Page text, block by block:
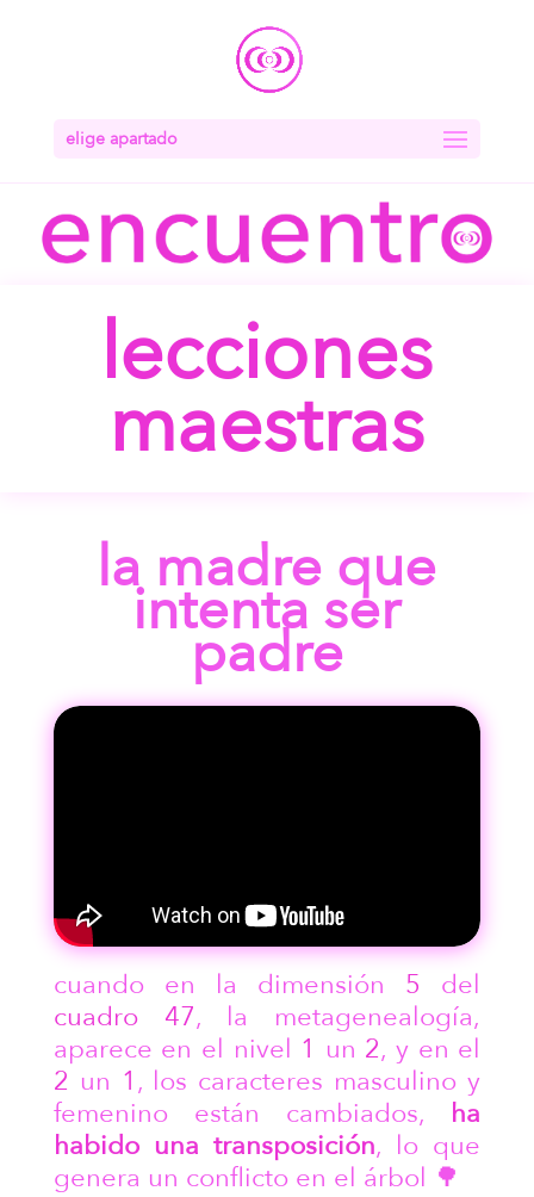
elige apartado
lecciones
maestras
la madre que
intenta ser
padre
cuando en la dimensión 5 del
cuadro 47, la metagenealogía,
aparece en el nivel 1 un 2, y en el
2 un 1 , los caracteres masculino y
femenino están cambiados, ha
habido una transposición, lo que
genera un conflicto en el árbol 🌳